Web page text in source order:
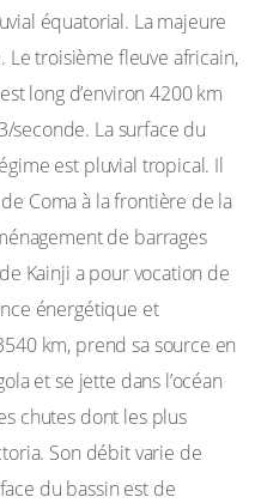
équatorial. La majeure
Le troisième fleuve africain,
long d’environ 4200 km
seconde. La surface du
est pluvial tropical. Il
Coma à la frontière de la
de barrages
Kainji a pour vocation de
énergétique et
km, prend sa source en
et se jette dans l’océan
chutes dont les plus
Son débit varie de
du bassin est de